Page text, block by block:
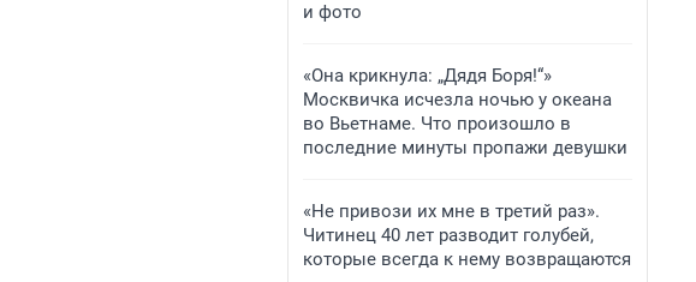
и фото
«Она крикнула: „Дядя Боря!“»
Москвичка исчезла ночью у океана
во Вьетнаме. Что произошло в
последние минуты пропажи девушки
«Не привози их мне в третий раз».
Читинец 40 лет разводит голубей,
которые всегда к нему возвращаются